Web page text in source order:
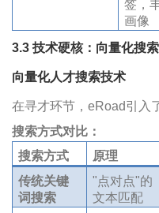
签，
画像
3.3 技术硬核：向量化搜
向量化人才搜索技术
在寻才环节，eRoad引入
搜索方式对比：
搜索方式
原理
传统关键
词搜索
"点对点"的
文本匹配